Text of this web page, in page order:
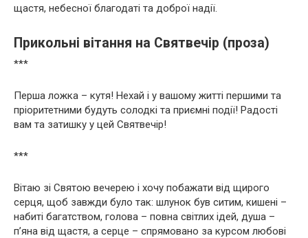
щастя, небесної благодаті та доброї надії.
Прикольні вітання на Святвечір (проза)
***
Перша ложка – кутя! Нехай і у вашому житті першими та
пріоритетними будуть солодкі та приємні події! Радості
вам та затишку у цей Святвечір!
***
Вітаю зі Святою вечерею і хочу побажати від щирого
серця, щоб завжди було так: шлунок був ситим, кишені –
набиті багатством, голова – повна світлих ідей, душа –
п’яна від щастя, а серце – спрямовано за курсом любові